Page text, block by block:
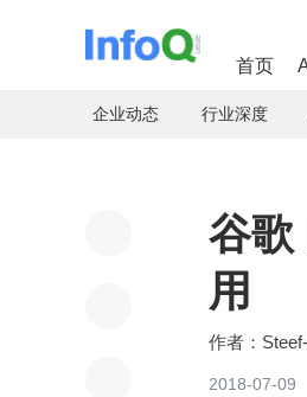
首页
企业动态 行业深度
谷
用
2018-07-09